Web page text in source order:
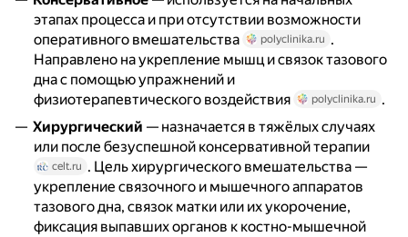
этапах процесса и при отсутствии возможности
оперативного вмешательства
polyclinika.ru .
Направлено на укрепление мышц и связок тазового
дна с помощью упражнений и
физиотерапевтического воздействия
polyclinika.ru .
Хирургический — назначается в тяжёлых случаях
или после безуспешной консервативной терапии
celt.ru . Цель хирургического вмешательства —
укрепление связочного и мышечного аппаратов
тазового дна, связок матки или их укорочение,
фиксация выпавших органов к костно-мышечной